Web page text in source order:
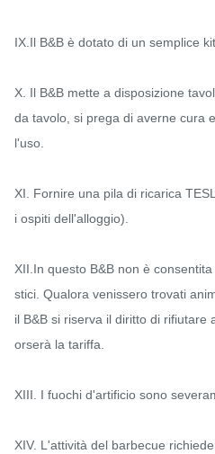
IX.Il B&B è dotato di un semplice
X. Il B&B mette a disposizione
da tavolo, si prega di averne cura
l'uso.
XI. Fornire una pila di ricarica
i ospiti dell'alloggio).
XII.In questo B&B non è
stici. Qualora venissero trovati
il B&B si riserva il diritto di rifiutare
orserà la tariffa.
XIII. I fuochi d'artificio sono
XIV. L'attività del barbecue